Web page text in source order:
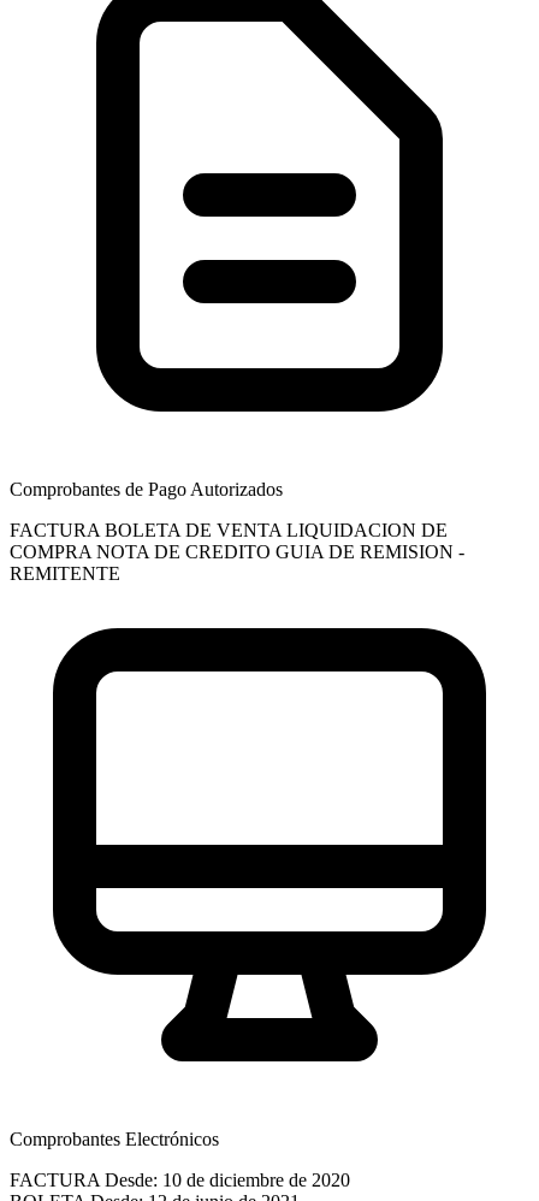
Comprobantes de Pago Autorizados
FACTURA BOLETA DE VENTA LIQUIDACION DE
COMPRA NOTA DE CREDITO GUIA DE REMISION -
REMITENTE
Comprobantes Electrónicos
FACTURA Desde: 10 de diciembre de 2020